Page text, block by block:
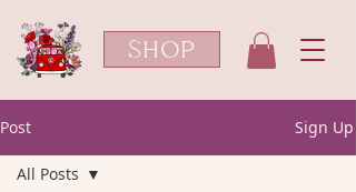
SHOP
Post Sign Up
All Posts